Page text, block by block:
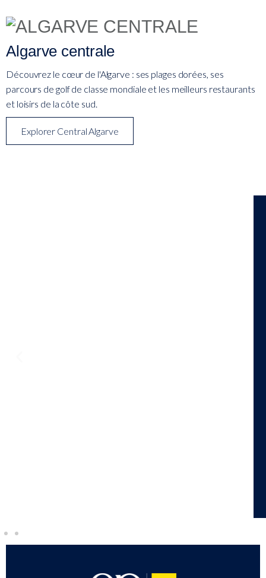
Algarve centrale
Découvrez le cœur de l'Algarve : ses plages dorées, ses
parcours de golf de classe mondiale et les meilleurs restaurants
et loisirs de la côte sud.
Explorer Central Algarve